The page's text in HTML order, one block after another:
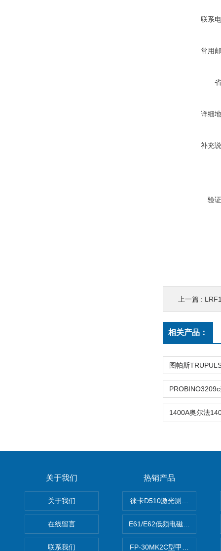
联系
常用
详细
补充
验
上一篇 :
相关产品：
关于我们
关于我们
在线留言
联系我们
热销产品
徕卡D510激光测距仪
E61/E62低频电磁场强度分析
FP-30MK2C型甲醛检测仪